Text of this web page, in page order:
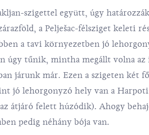
szigettel együtt, úgy
a Pelješac-félsziget keleti
a tavi környezetben jó
úgy tűnik, mintha megállt volna
járunk már. Ezen a szigeten
jó lehorgonyzó hely van a
átjáró felett húzódik). Ahogy
pedig néhány bója van.